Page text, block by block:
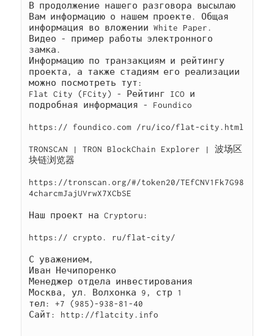
В продолжение нашего разговора высылаю
Вам информацию о нашем проекте. Общая
информация во вложении White Paper.
Видео - пример работы электронного
замка.
Информацию по транзакциям и рейтингу
проекта, а также стадиям его реализации
можно посмотреть тут:
Flat City (FCity) - Рейтинг ICO и
подробная информация - Foundico
https:// foundico.com /ru/ico/flat-city.html
TRONSCAN | TRON BlockChain Explorer | 波场区
块链浏览器
https://tronscan.org/#/token20/TEfCNV1Fk7G98
4charcmJajUVrwX7XCbSE
Наш проект на Cryptoru:
https:// crypto. ru/flat-city/
С уважением,
Иван Нечипоренко
Менеджер отдела инвестирования
Москва, ул. Волхонка 9, стр 1
тел: +7 (985)-938-81-40
Сайт: http://flatcity.info